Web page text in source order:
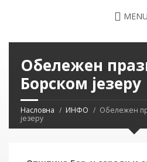
MENU
Обележен
Борском језеру
Насловна ИНФО
Обележен
језеру